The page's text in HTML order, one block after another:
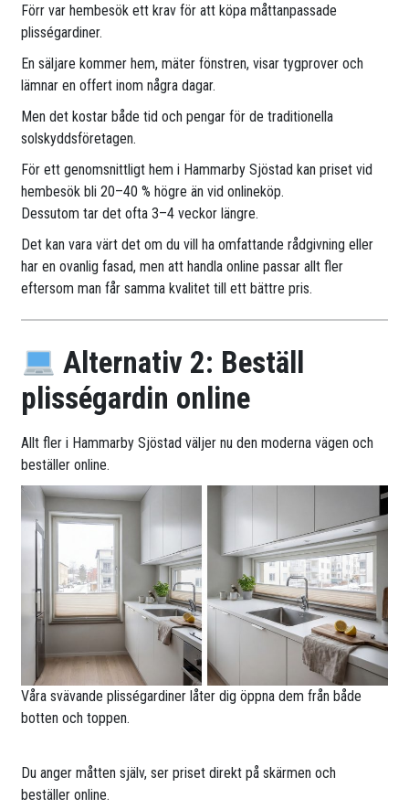
Förr var hembesök ett krav för att köpa måttanpassade
plisségardiner.
En säljare kommer hem, mäter fönstren, visar tygprover och
lämnar en offert inom några dagar.
Men det kostar både tid och pengar för de traditionella
solskyddsföretagen.
För ett genomsnittligt hem i Hammarby Sjöstad kan priset vid
hembesök bli 20–40 % högre än vid onlineköp.
Dessutom tar det ofta 3–4 veckor längre.
Det kan vara värt det om du vill ha omfattande rådgivning eller
har en ovanlig fasad, men att handla online passar allt fler
eftersom man får samma kvalitet till ett bättre pris.
Alternativ 2: Beställ
plisségardin online
Allt fler i Hammarby Sjöstad väljer nu den moderna vägen och
beställer online.
Våra svävande plisségardiner låter dig öppna dem från både
botten och toppen.
Du anger måtten själv, ser priset direkt på skärmen och
beställer online.